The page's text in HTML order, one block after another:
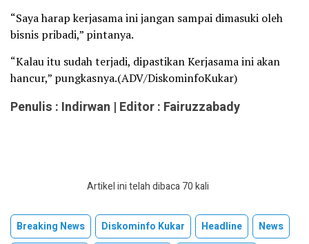
“Saya harap kerjasama ini jangan sampai dimasuki oleh
bisnis pribadi,” pintanya.
“Kalau itu sudah terjadi, dipastikan Kerjasama ini akan
hancur,” pungkasnya.(ADV/DiskominfoKukar)
Penulis : Indirwan | Editor : Fairuzzabady
Artikel ini telah dibaca 70 kali
Breaking News Diskominfo Kukar Headline
News